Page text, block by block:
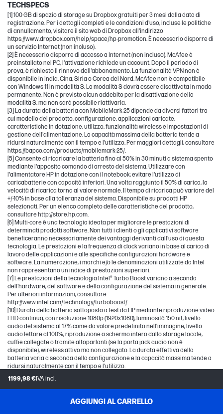
1199,98 €IVA incl.
AGGIUNGI AL CARRELLO
TECHSPECS
[1] 100 GB di spazio di storage su Dropbox gratuiti per 3 mesi dalla data di
registrazione. Per i dettagli completi e le condizioni d'uso, incluse le politiche
di annullamento, visitare il sito web di Dropbox all'indirizzo
https://www.dropbox.com/help/space/hp-promotion. È necessario disporre di
un servizio Internet (non incluso).
[2] È necessario disporre di accesso a Internet (non incluso). McAfee è
preinstallato nel PC, l'attivazione richiede un account. Dopo il periodo di
prova, è richiesto il rinnovo dell'abbonamento. La funzionalità VPN non è
disponibile in India, Cina, Siria o Corea del Nord. McAfee non è compatibile
con Windows 11 in modalità S. La modalità S dovrà essere disattivata in modo
permanente. Non è previsto alcun addebito per la disattivazione della
modalità S, ma non sarà possibile riattivarla.
[3] La durata della batteria con MobileMark 25 dipende da diversi fattori tra
cui modello del prodotto, configurazione, applicazioni caricate,
caratteristiche in dotazione, utilizzo, funzionalità wireless e impostazioni di
gestione dell'alimentazione. La capacità massima della batteria tende a
ridursi naturalmente con il tempo e l'utilizzo. Per maggiori dettagli, consultare
https://bapco.com/products/mobilemark-25/.
[5] Consente di ricaricare la batteria fino al 50% in 30 minuti a sistema spento
mediante l'apposito comando di arresto del sistema. Utilizzare con
l'alimentatore HP in dotazione con il notebook; evitare l'utilizzo di
caricabatterie con capacità inferiori. Una volta raggiunto il 50% di carica, la
velocità di ricarica torna al valore normale. Il tempo di ricarica può variare del
+/-10% in base alla tolleranza del sistema. Disponibile su prodotti HP
selezionati. Per un elenco completo delle caratteristiche del prodotto,
consultare http://store.hp.com.
[6] Multi-core è una tecnologia ideata per migliorare le prestazioni di
determinati prodotti software. Non tutti i clienti o gli applicativi software
beneficeranno necessariamente dei vantaggi derivanti dall'uso di questa
tecnologia. Le prestazioni e la frequenza di clock variano in base al carico di
lavoro delle applicazioni e alle specifiche configurazioni hardware e
software. La numerazione, i marchi e/o le denominazioni utilizzate da Intel
non rappresentano un indice di prestazioni superiori.
[7] Le prestazioni della tecnologia Intel® Turbo Boost variano a seconda
dell'hardware, del software e della configurazione del sistema in generale.
Per ulteriori informazioni, consultare
http://www.intel.com/technology/turboboost/.
[10] Durata della batteria sottoposta a test da HP mediante riproduzione video
FHD continua, con risoluzione 1080p (1920x1080), luminosità 150 nit, livello
audio del sistema al 17% come da valore predefinito nell’immagine, livello
audio lettore al 100%, riproduzione a schermo intero dallo storage locale,
cuffie collegate o tramite altoparlanti (se la porta jack audio non è
disponibile), wireless attivo ma non collegato. La durata effettiva della
batteria varia a seconda della configurazione e la capacità massima tende a
ridursi naturalmente con il tempo e l'utilizzo.
Gigabit durante il trasferimento di file tra due dispositivi connessi allo stesso
router. Richiede un router wireless, venduto separatamente.
[12] Per operare nella banda da 6 GHz, Wi-Fi 6E richiede un router Wi-Fi 6E, in
vendita separatamente. La disponibilità di punti di accesso wireless pubblici è